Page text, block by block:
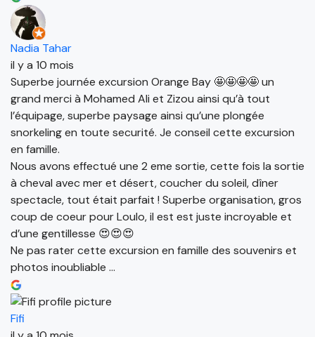
Nadia Tahar
il y a 10 mois
Superbe journée excursion Orange Bay 🤩🤩🤩🤩 un
grand merci à Mohamed Ali et Zizou ainsi qu’à tout
l’équipage, superbe paysage ainsi qu’une plongée
snorkeling en toute securité. Je conseil cette excursion
en famille.
Nous avons effectué une 2 eme sortie, cette fois la sortie
à cheval avec mer et désert, coucher du soleil, dîner
spectacle, tout était parfait ! Superbe organisation, gros
coup de coeur pour Loulo, il est est juste incroyable et
d’une gentillesse 😍😍😍
Ne pas rater cette excursion en famille des souvenirs et
photos inoubliable …
Fifi